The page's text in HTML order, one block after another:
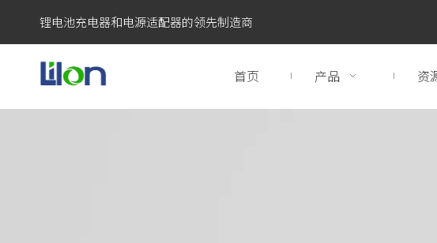
锂电池充电器和电源适配器的领先制造商
首页 产品 资